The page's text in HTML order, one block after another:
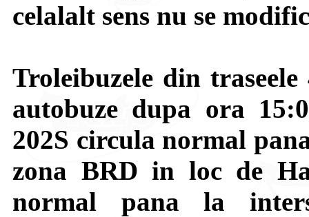
celalalt sens nu se
Troleibuzele din
autobuze dupa ora
202S circula normal
zona BRD in loc de
normal pana la